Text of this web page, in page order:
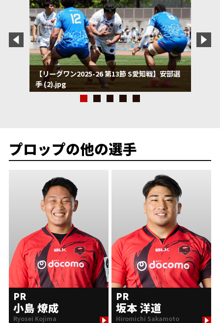
【リーグワン2025-26 第13節 S愛知戦】安部選
手 (2).jpg
プロップの他の選手
PR
小島 燎成
Ryosei Kojima
PR
坂本 洋道
Hiromichi Sakamoto